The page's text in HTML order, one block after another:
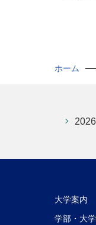
ホーム
大学案内
学部・大